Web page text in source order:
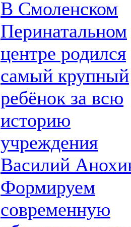
В Смоленском
Перинатальном
центре родился
самый крупный
ребёнок за всю
историю
учреждения
Василий
Формируем
современную